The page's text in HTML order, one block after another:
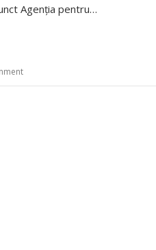
Agenția pentru…